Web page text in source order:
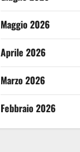
Maggio 2026
Aprile 2026
Marzo 2026
Febbraio 2026